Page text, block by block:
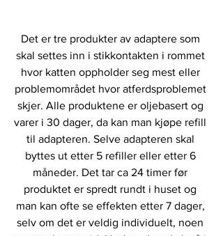
Det er tre produkter av adaptere som
skal settes inn i stikkontakten i rommet
hvor katten oppholder seg mest eller
problemområdet hvor atferdsproblemet
skjer. Alle produktene er oljebasert og
varer i 30 dager, da kan man kjøpe refill
til adapteren. Selve adapteren skal
byttes ut etter 5 refiller eller etter 6
måneder. Det tar ca 24 timer før
produktet er spredt rundt i huset og
man kan ofte se effekten etter 7 dager,
selv om det er veldig individuelt, noen